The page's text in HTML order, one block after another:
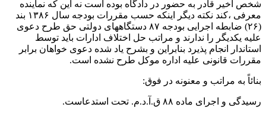
شخص اخیر قادر به حضور در دادگاه بوده است نه این که نماینده
معرفی ،کند نکته دیگر اینکه حسب مقررات بودجه سال ۱۳۸۶ بند
(۲۶) ضابطه اجرایی بودجه ۸۷ دستگاههای دولتی حق طرح دعوی
علیه یکدیگر را ندارند و مراتب حل اختلاف ادارات باید توسط
استاندار انجام پذیرد بنابراین و بشرح یاد شده دعوی خواهان برابر
مقررات قانونی علیه اداره موکل طرح نشده است.
بنائاً به مراتب و معنونه در فوق:
رسیدگی و اجرای ماده ۸۸ ق.آ.د.م. تحت استدعاست.